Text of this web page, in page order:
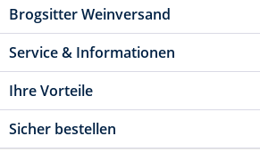
Brogsitter Weinversand
Service & Informationen
Ihre Vorteile
Sicher bestellen